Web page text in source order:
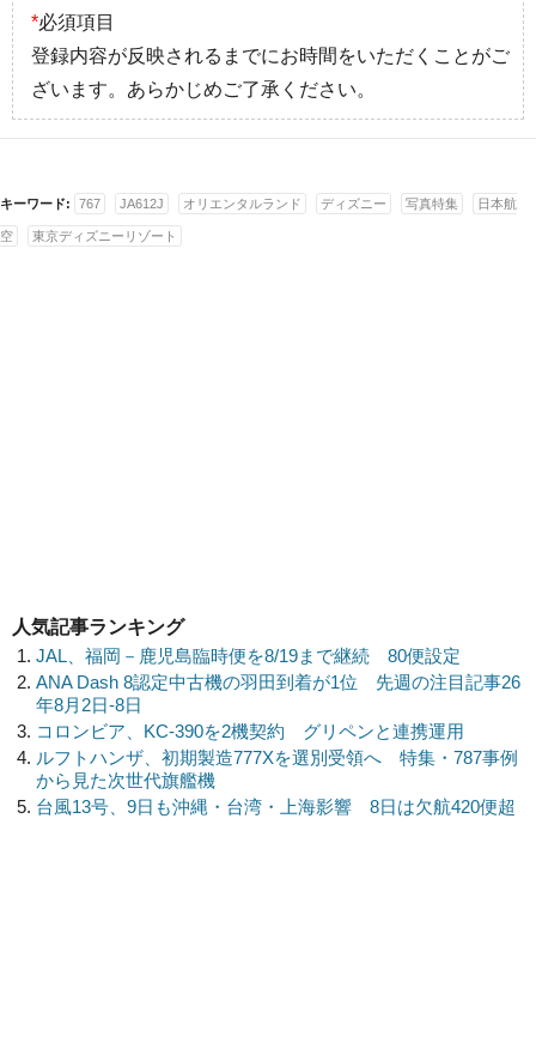
*必須項目
登録内容が反映されるまでにお時間をいただくことがご
ざいます。あらかじめご了承ください。
キーワード: 767 JA612J オリエンタルランド ディズニー 写真特集 日本航
空 東京ディズニーリゾート
人気記事ランキング
JAL、福岡－鹿児島臨時便を8/19まで継続 80便設定
ANA Dash 8認定中古機の羽田到着が1位 先週の注目記事26
年8月2日-8日
コロンビア、KC-390を2機契約 グリペンと連携運用
ルフトハンザ、初期製造777Xを選別受領へ 特集・787事例
から見た次世代旗艦機
台風13号、9日も沖縄・台湾・上海影響 8日は欠航420便超